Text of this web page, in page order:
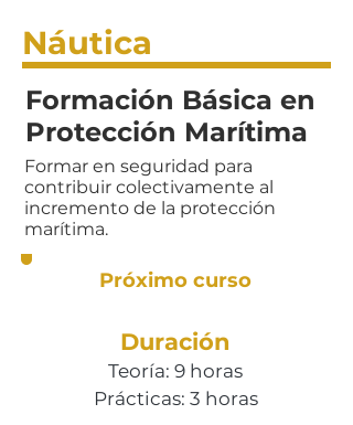
Náutica
Formación Básica en
Protección Marítima
Formar en seguridad para
contribuir colectivamente al
incremento de la protección
marítima.
Próximo curso
Duración
Teoría: 9 horas
Prácticas: 3 horas